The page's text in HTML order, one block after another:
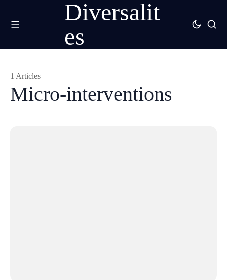
Diversalit
es
Micro-interventions
1 Articles